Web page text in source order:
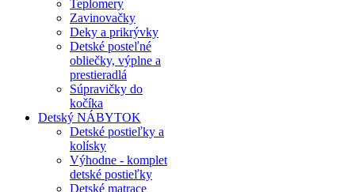
Teplomery
Zavinovačky
Deky a prikrývky
Detské posteľné
obliečky, výplne a
prestieradlá
Súpravičky do
kočíka
Detský NÁBYTOK
Detské postieľky a
kolísky
Výhodne - komplet
detské postieľky
Detské matrace